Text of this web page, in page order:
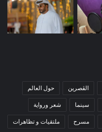
الڨصرين حول العالم
سينما شعر ورواية
مسرح ملتقيات و تظاهرات